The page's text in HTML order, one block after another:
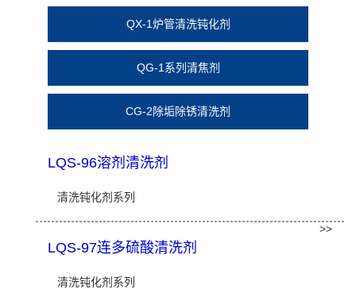
QX-1炉管清洗钝化剂
QG-1系列清焦剂
CG-2除垢除锈清洗剂
LQS-96溶剂清洗剂
清洗钝化剂系列
>>
LQS-97连多硫酸清洗剂
清洗钝化剂系列